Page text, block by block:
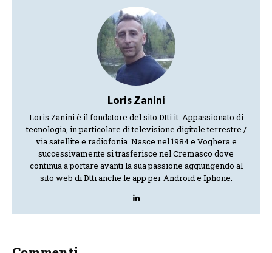
Loris Zanini
Loris Zanini è il fondatore del sito Dtti.it. Appassionato di
tecnologia, in particolare di televisione digitale terrestre /
via satellite e radiofonia. Nasce nel 1984 e Voghera e
successivamente si trasferisce nel Cremasco dove
continua a portare avanti la sua passione aggiungendo al
sito web di Dtti anche le app per Android e Iphone.